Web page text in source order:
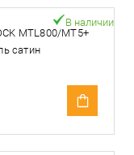
MTL800/MT5+
сатин
В наличии